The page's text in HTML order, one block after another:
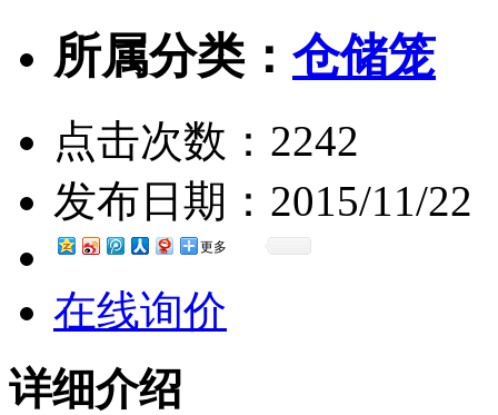
所属分类： 仓储笼
点击次数： 2242
发布日期： 2015/11/22
更多
在线询价
详细介绍